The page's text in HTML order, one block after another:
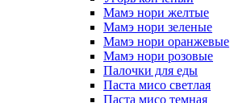
Мамэ нори желтые
Мамэ нори зеленые
Мамэ нори оранжевые
Мамэ нори розовые
Палочки для еды
Паста мисо светлая
Паста мисо темная